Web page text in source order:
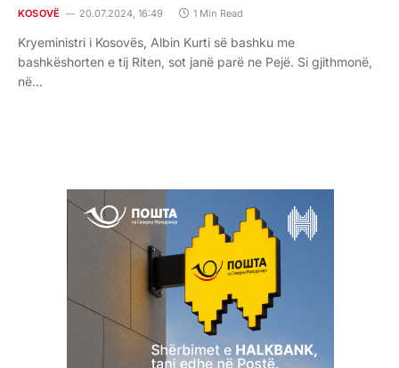
KOSOVË 20.07.2024, 16:49 1 Min Read
Kryeministri i Kosovës, Albin Kurti së bashku me
bashkëshorten e tij Riten, sot janë parë ne Pejë. Si gjithmonë,
në…